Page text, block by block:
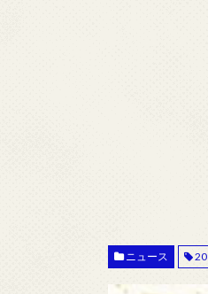
ニュース